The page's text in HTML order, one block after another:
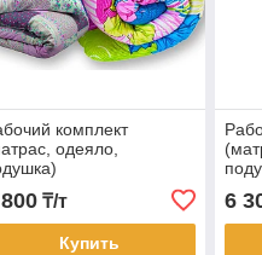
комплект
одеяло,
₸/т
Купить
6